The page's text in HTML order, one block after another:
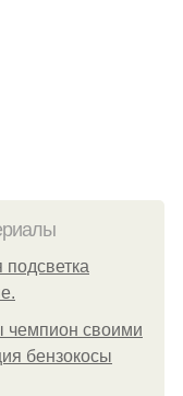
чемпион своими
бензокосы